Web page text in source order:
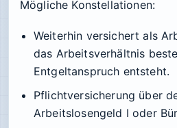
Mögliche Konstellationen:
Weiterhin versichert als
das Arbeitsverhältnis
Entgeltanspruch entsteht.
Pflichtversicherung über
Arbeitslosengeld I oder